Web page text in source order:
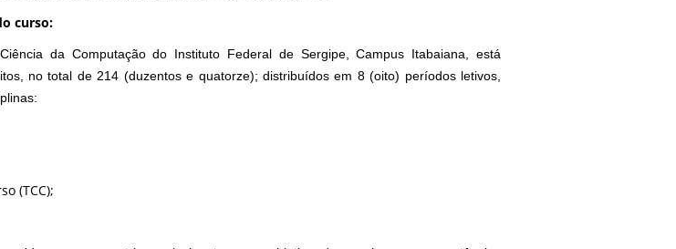
curso:
da Computação do Instituto Federal de Sergipe, Campus Itabaiana, está
no total de 214 (duzentos e quatorze); distribuídos em 8 (oito) períodos letivos,
(TCC);